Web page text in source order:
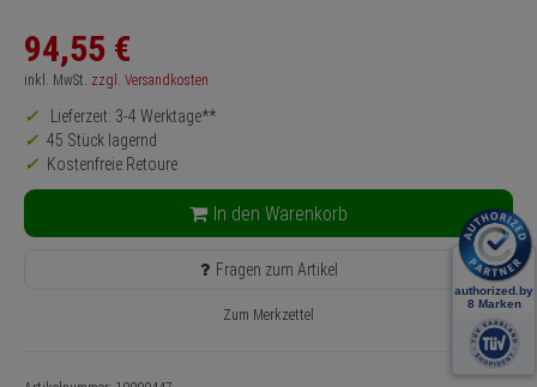
94,55 €
inkl. MwSt. zzgl. Versandkosten
Lieferzeit: 3-4 Werktage**
45 Stück lagernd
Kostenfreie Retoure
In den Warenkorb
Fragen zum Artikel
Zum Merkzettel